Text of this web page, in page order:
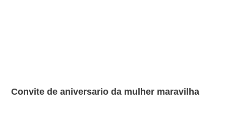
Convite de aniversario da mulher maravilha